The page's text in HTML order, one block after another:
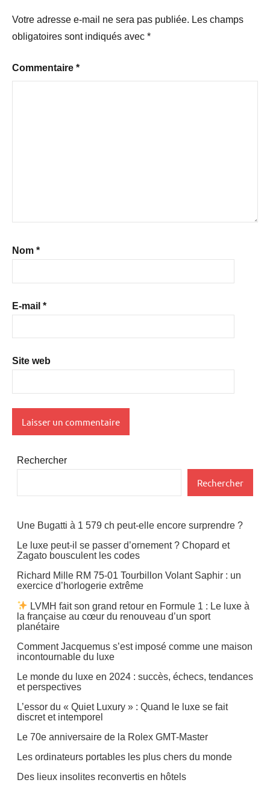
Votre adresse e-mail ne sera pas publiée. Les champs
obligatoires sont indiqués avec *
Commentaire *
Nom *
E-mail *
Site web
Rechercher
Rechercher
Une Bugatti à 1 579 ch peut-elle encore surprendre ?
Le luxe peut-il se passer d’ornement ? Chopard et
Zagato bousculent les codes
Richard Mille RM 75-01 Tourbillon Volant Saphir : un
exercice d’horlogerie extrême
LVMH fait son grand retour en Formule 1 : Le luxe à
la française au cœur du renouveau d’un sport
planétaire
Comment Jacquemus s’est imposé comme une maison
incontournable du luxe
Le monde du luxe en 2024 : succès, échecs, tendances
et perspectives
L’essor du « Quiet Luxury » : Quand le luxe se fait
discret et intemporel
Le 70e anniversaire de la Rolex GMT-Master
Les ordinateurs portables les plus chers du monde
Des lieux insolites reconvertis en hôtels